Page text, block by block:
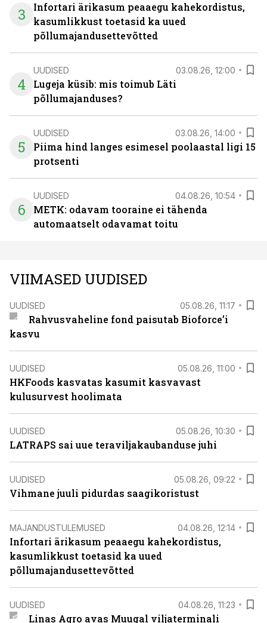
3
Infortari ärikasum peaaegu kahekordistus,
kasumlikkust toetasid ka uued
põllumajandusettevõtted
4
UUDISED 03.08.26, 12:00
Lugeja küsib: mis toimub Läti
põllumajanduses?
5
UUDISED 03.08.26, 14:00
Piima hind langes esimesel poolaastal ligi 15
protsenti
6
UUDISED 04.08.26, 10:54
METK: odavam tooraine ei tähenda
automaatselt odavamat toitu
VIIMASED UUDISED
UUDISED 05.08.26, 11:17
Rahvusvaheline fond paisutab Bioforce’i
kasvu
UUDISED 05.08.26, 11:00
HKFoods kasvatas kasumit kasvavast
kulusurvest hoolimata
UUDISED 05.08.26, 10:30
LATRAPS sai uue teraviljakaubanduse juhi
UUDISED 05.08.26, 09:22
Vihmane juuli pidurdas saagikoristust
MAJANDUSTULEMUSED 04.08.26, 12:14
Infortari ärikasum peaaegu kahekordistus,
kasumlikkust toetasid ka uued
põllumajandusettevõtted
UUDISED 04.08.26, 11:23
Linas Agro avas Muugal viljaterminali